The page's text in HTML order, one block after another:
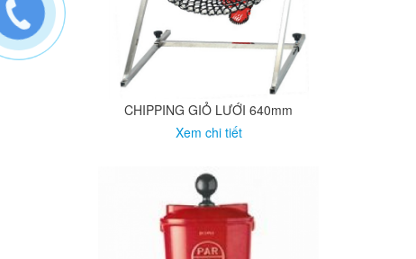
CHIPPING GIỎ LƯỚI 640mm
Xem chi tiết